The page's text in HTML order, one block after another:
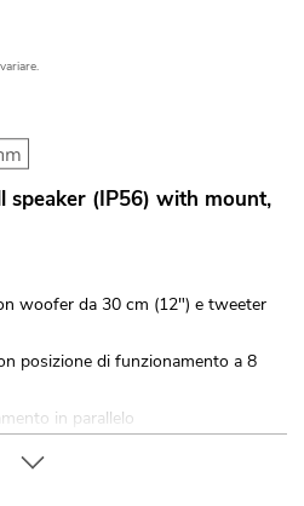
(IP56) with mount,
woofer da 30 cm (12") e tweeter
posizione di funzionamento a 8
in parallelo